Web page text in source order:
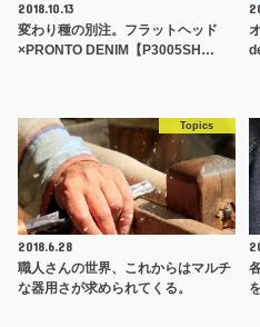
2018.10.13
変わり種の別注。フラットヘッド
×PRONTO DENIM【P3005SH…
Topics
2018.6.28
職人さんの世界、これからはマルチ
な器用さが求められてくる。